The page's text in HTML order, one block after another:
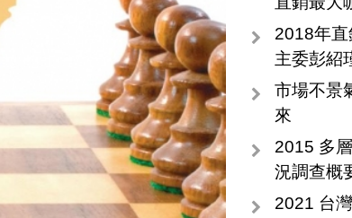
2018年直
主委彭紹
市場不景
來
2015 多
況調查概
2021 台灣